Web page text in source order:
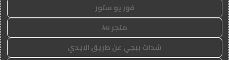
فور يو ستور
متجر 4u
شدات ببجي عن طريق الايدي